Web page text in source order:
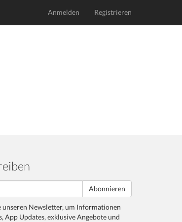
Anmelden Registrieren
Abonnieren
unseren Newsletter, um Informationen
App Updates, exklusive Angebote und